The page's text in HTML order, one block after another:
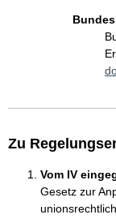
Zu
Vom IV
Gesetz zur